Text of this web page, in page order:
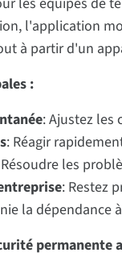
l'application
à partir d'un
:
: Ajustez les
: Réagir
les
: Restez
la dépendance
permanente